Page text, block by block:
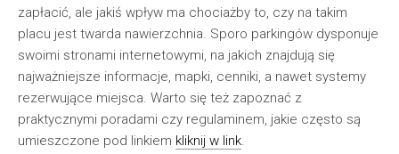
zapłacić, ale jakiś wpływ ma chociażby to, czy na takim
placu jest twarda nawierzchnia. Sporo parkingów dysponuje
swoimi stronami internetowymi, na jakich znajdują się
najważniejsze informacje, mapki, cenniki, a nawet systemy
rezerwujące miejsca. Warto się też zapoznać z
praktycznymi poradami czy regulaminem, jakie często są
umieszczone pod linkiem kliknij w link.